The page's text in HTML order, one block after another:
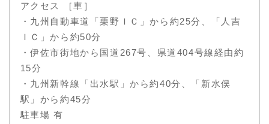
アクセス ［車］
・九州自動車道「栗野ＩＣ」から約25分、「人吉
ＩＣ」から約50分
・伊佐市街地から国道267号、県道404号線経由約
15分
・九州新幹線「出水駅」から約40分、「新水俣
駅」から約45分
駐車場 有